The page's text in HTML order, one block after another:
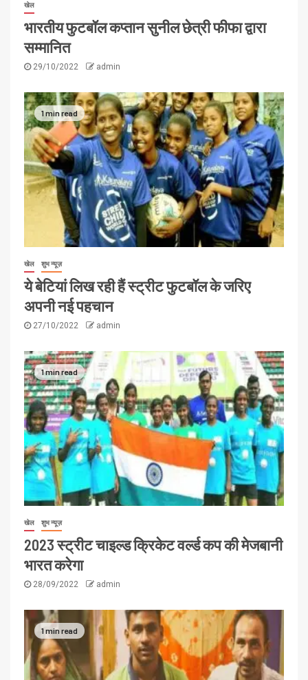
खेल
भारतीय फुटबॉल कप्तान सुनील छेत्री फीफा द्वारा
सम्मानित
29/10/2022 admin
1 min read
खेल शुभ न्यूज़
ये बेटियां लिख रही हैं स्ट्रीट फुटबॉल के जरिए
अपनी नई पहचान
27/10/2022 admin
1 min read
खेल शुभ न्यूज़
2023 स्ट्रीट चाइल्ड क्रिकेट वर्ल्ड कप की मेजबानी
भारत करेगा
28/09/2022 admin
1 min read